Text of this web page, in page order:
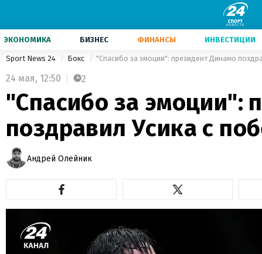
ЭКОНОМИКА БИЗНЕС ФИНАНСЫ ИНВЕСТИЦИИ
Sport News 24 Бокс "Спасибо за эмоции": президент Динамо
24 мая, 12:50 2
"Спасибо за эмоции":
поздравил Усика с
Андрей Олейник